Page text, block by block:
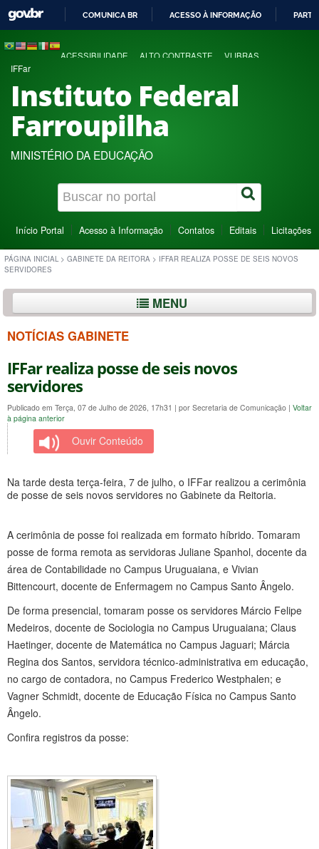
COMUNICA BR ACESSO À INFORMAÇÃO
ACESSIBILIDADE ALTO CONTRASTE VLIBRAS
IFFar
Instituto Federal
Farroupilha
MINISTÉRIO DA EDUCAÇÃO
Início Portal Acesso à Informação Contatos Editais Licitações
PÁGINA INICIAL > GABINETE DA REITORA > IFFAR REALIZA POSSE DE SEIS NOVOS
SERVIDORES
MENU
NOTÍCIAS GABINETE
IFFar realiza posse de seis novos
servidores
Publicado em Terça, 07 de Julho de 2026, 17h31 | por Secretaria de Comunicação | Voltar
à página anterior
Ouvir Conteúdo
Na tarde desta terça-feira, 7 de julho, o IFFar realizou a cerimônia
de posse de seis novos servidores no Gabinete da Reitoria.
A cerimônia de posse foi realizada em formato híbrido. Tomaram
posse de forma remota as servidoras Juliane Spanhol, docente da
área de Contabilidade no Campus Uruguaiana, e Vivian
Bittencourt, docente de Enfermagem no Campus Santo Ângelo.
De forma presencial, tomaram posse os servidores Márcio Felipe
Medeiros, docente de Sociologia no Campus Uruguaiana; Claus
Haetinger, docente de Matemática no Campus Jaguari; Márcia
Regina dos Santos, servidora técnico-administrativa em educação,
no cargo de contadora, no Campus Frederico Westphalen; e
Vagner Schmidt, docente de Educação Física no Campus Santo
Ângelo.
Confira registros da posse: